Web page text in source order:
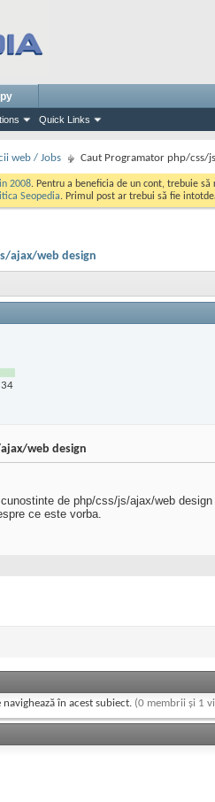
Quick Links
web / Jobs Caut Programator php/css/
2008. Pentru a beneficia de un cont, trebuie
Seopedia. Primul post ar trebui să fie
ajax/web design
34
web design
de php/css/js/ajax/web
ce este vorba.
în acest subiect. (0 membrii și 1